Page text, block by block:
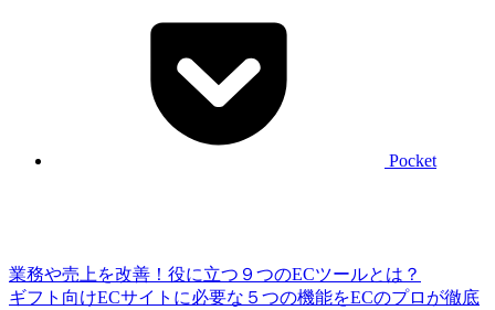
Pocket
業務や売上を改善！役に立つ９つのECツールとは？
ギフト向けECサイトに必要な５つの機能をECのプロが徹底